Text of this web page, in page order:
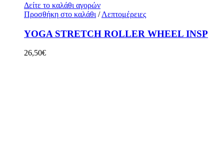
Δείτε το καλάθι αγορών
Προσθήκη στο καλάθι / Λεπτομέρειες
YOGA STRETCH ROLLER WHEEL INSP
26,50€